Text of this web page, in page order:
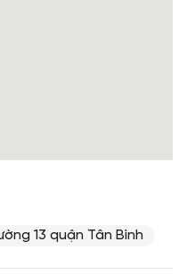
13 quận Tân Bình